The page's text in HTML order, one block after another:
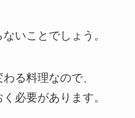
いことでしょう。
る料理なので、
必要があります。